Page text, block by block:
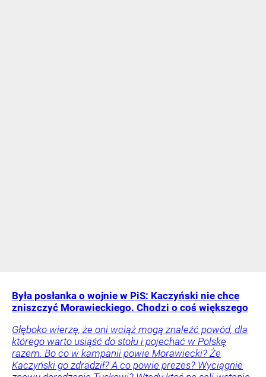
Była posłanka o wojnie w PiS: Kaczyński nie chce
zniszczyć Morawieckiego. Chodzi o coś większego
Głęboko wierzę, że oni wciąż mogą znaleźć powód, dla
którego warto usiąść do stołu i pojechać w Polskę
razem. Bo co w kampanii powie Morawiecki? Że
Kaczyński go zdradził? A co powie prezes? Wyciągnie